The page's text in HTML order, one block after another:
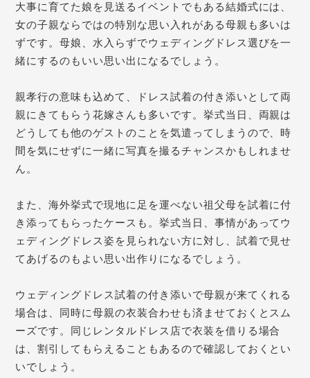
大事に育てた娘を見送るイベントでもある結婚式には、
女の子親ならではの特別な思い入れがある母親も多いは
ずです。母娘、水入らずでウェディングドレス選びを一
緒にするのもいい思い出になるでしょう。
親孝行の意味も込めて、ドレス試着の付き添いとして両
親にきてもらう花嫁さんも多いです。挙式当日、両親は
どうしても他のゲストのことを気遣ってしまうので、時
間を気にせずに一緒に写真を撮るチャンスかもしれませ
ん。
また、海外挙式で現地に足を運べない祖父母を試着に付
き添ってもらったケースも。挙式当日、事情があってウ
ェディングドレス姿を見られない方に対し、試着で見せ
てあげるのもよい思い出作りになるでしょう。
ウェディングドレス試着の付き添いで母親が来てくれる
場合は、同時に母親の衣装合わせも済ませておくとスム
ーズです。同じレンタルドレス店で衣装を借りる場合
は、割引してもらえることもあるので確認しておくとい
いでしょう。